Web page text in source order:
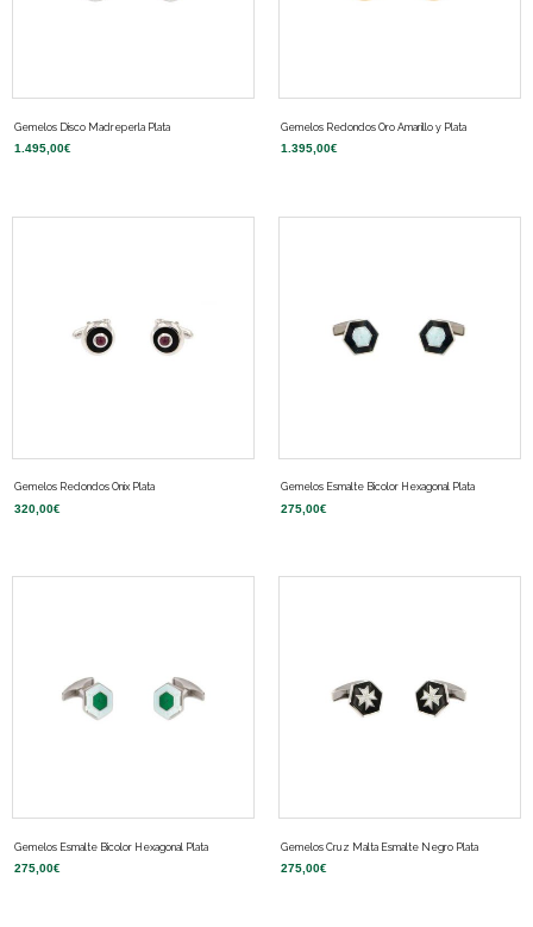
Gemelos Disco Madreperla Plata
1.495,00€
Gemelos Redondos Oro Amarillo y Plata
1.395,00€
Gemelos Redondos Onix Plata
320,00€
Gemelos Esmalte Bicolor Hexagonal Plata
275,00€
Gemelos Esmalte Bicolor Hexagonal Plata
275,00€
Gemelos Cruz Malta Esmalte Negro Plata
275,00€